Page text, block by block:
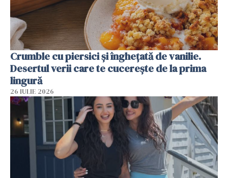
Crumble cu piersici și înghețată de vanilie.
Desertul verii care te cucerește de la prima
lingură
26 IULIE 2026